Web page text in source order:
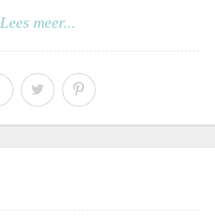
Lees meer...